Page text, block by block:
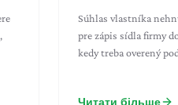
Súhlas vlastníka
pre zápis sídla firmy
kedy treba overený
Читати більше